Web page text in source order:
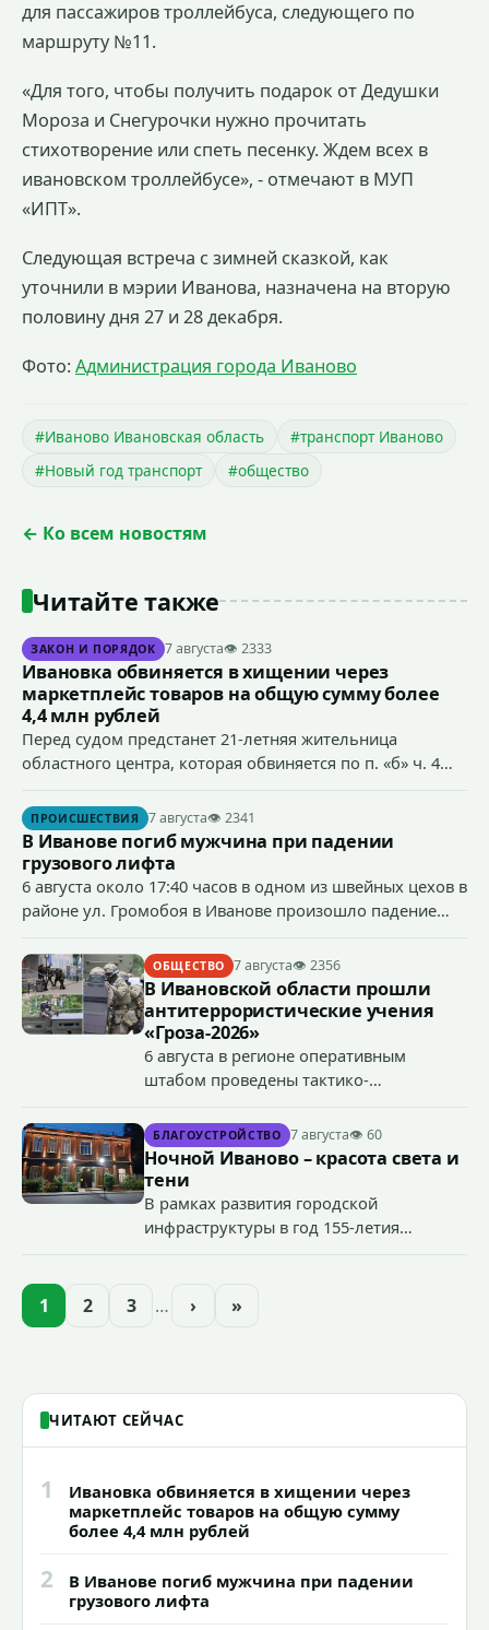
для пассажиров троллейбуса, следующего по
маршруту №11.
«Для того, чтобы получить подарок от Дедушки
Мороза и Снегурочки нужно прочитать
стихотворение или спеть песенку. Ждем всех в
ивановском троллейбусе», - отмечают в МУП
«ИПТ».
Следующая встреча с зимней сказкой, как
уточнили в мэрии Иванова, назначена на вторую
половину дня 27 и 28 декабря.
Фото: Администрация города Иваново
#Иваново Ивановская область
#транспорт Иваново
#Новый год транспорт
#общество
← Ко всем новостям
Читайте также
ЗАКОН И ПОРЯДОК 7 августа👁 2333
Ивановка обвиняется в хищении через
маркетплейс товаров на общую сумму более
4,4 млн рублей
Перед судом предстанет 21-летняя жительница
областного центра, которая обвиняется по п. «б» ч. 4
сумму более 4,4 млн рублей через маркетплейс.
ПРОИСШЕСТВИЯ 7 августа👁 2341
В Иванове погиб мужчина при падении
грузового лифта
6 августа около 17:40 часов в одном из швейных цехов в
районе ул. Громобоя в Иванове произошло падение
ОБЩЕСТВО 7 августа👁 2356
В Ивановской области прошли
антитеррористические учения
«Гроза-2026»
6 августа в регионе оперативным
штабом проведены тактико-
террористического акта на объекте
органов государственной власти.
«Гроза-2026».
БЛАГОУСТРОЙСТВО 7 августа👁 60
Ночной Иваново – красота света и
тени
В рамках развития городской
инфраструктуры в год 155-летия
проекта подсветки исторических
1 2 3 … › »
ЧИТАЮТ СЕЙЧАС
1
Ивановка обвиняется в хищении через
маркетплейс товаров на общую сумму
более 4,4 млн рублей
2
В Иванове погиб мужчина при падении
грузового лифта